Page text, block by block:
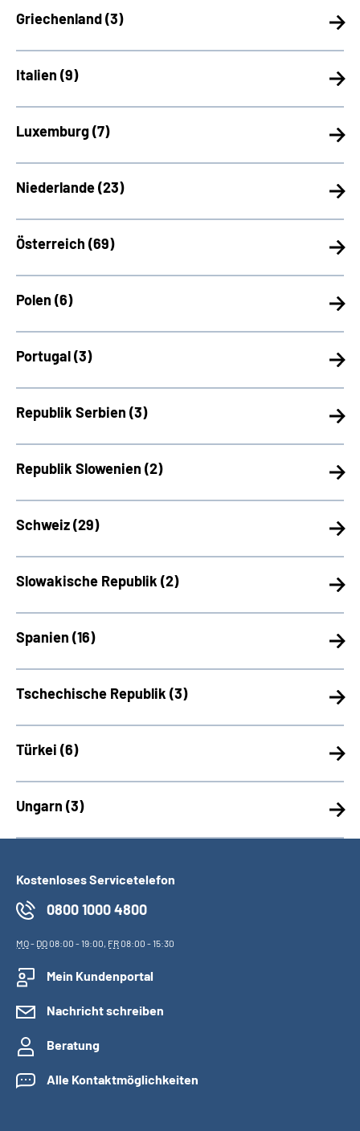
Griechenland (3)
Italien (9)
Luxemburg (7)
Niederlande (23)
Österreich (69)
Polen (6)
Portugal (3)
Republik Serbien (3)
Republik Slowenien (2)
Schweiz (29)
Slowakische Republik (2)
Spanien (16)
Tschechische Republik (3)
Türkei (6)
Ungarn (3)
Kostenloses Servicetelefon
0800 1000 4800
MO- DO08:00 - 19:00, FR08:00 - 15:30
Mein Kundenportal
Nachricht schreiben
Beratung
Alle Kontaktmöglichkeiten